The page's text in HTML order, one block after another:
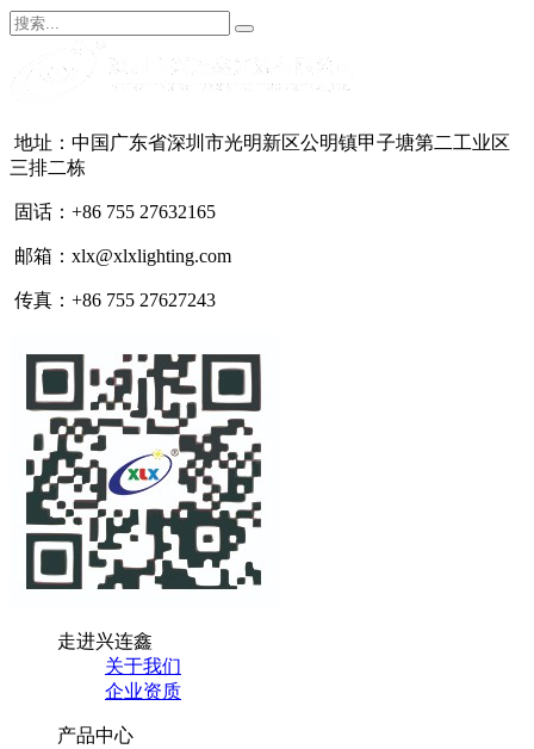
地址：中国广东省深圳市光明新区公明镇甲子塘第二工业区
三排二栋
固话：+86 755 27632165
邮箱：xlx@xlxlighting.com
传真：+86 755 27627243
走进兴连鑫
关于我们
企业资质
产品中心